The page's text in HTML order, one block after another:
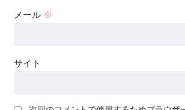
メール ※
サイト